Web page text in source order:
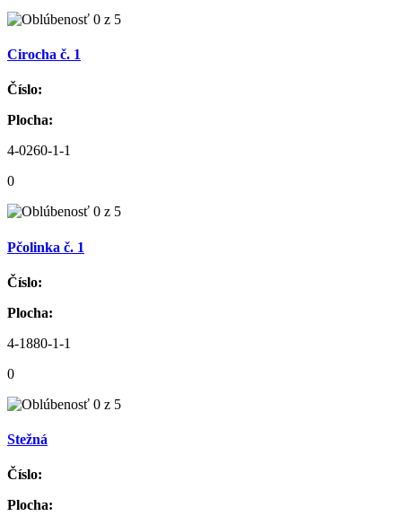
Cirocha č. 1
Číslo:
Plocha:
4-0260-1-1
0
Pčolinka č. 1
Číslo:
Plocha:
4-1880-1-1
0
Stežná
Číslo:
Plocha: